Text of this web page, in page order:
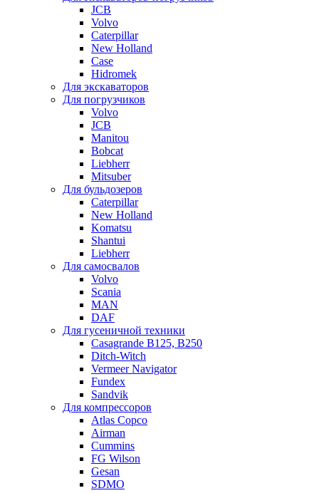
JCB
Volvo
Caterpillar
New Holland
Case
Hidromek
Для экскаваторов
Для погрузчиков
Volvo
JCB
Manitou
Bobcat
Liebherr
Mitsuber
Для бульдозеров
Caterpillar
New Holland
Komatsu
Shantui
Liebherr
Для самосвалов
Volvo
Scania
MAN
DAF
Для гусеничной техники
Casagrande B125, B250
Ditch-Witch
Vermeer Navigator
Fundex
Sandvik
Для компрессоров
Atlas Copco
Airman
Cummins
FG Wilson
Gesan
SDMO